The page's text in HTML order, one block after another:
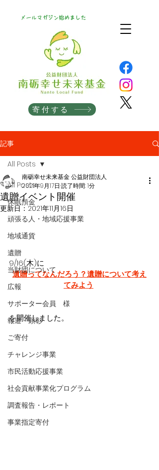
寄付する
メールマガジン始めました
記事
All Posts
休眠預金
頑張る人・地域応援事業
地域通貨
遺贈
当財団について
広報
サポーター会員 様
報道・顕彰
ご寄付
チャレンジ事業
市民活動応援事業
社会貢献事業化プログラム
調査報告・レポート
事業指定寄付
All Posts
遺贈イベント開催
南砺幸せ未来基金 公益財団法人
2021年9月17日 読了時間: 1分
更新日：2021年11月16日
9/16(木)に
遺贈ってなんだろう？遺贈について考え
てみよう
を開催しました。